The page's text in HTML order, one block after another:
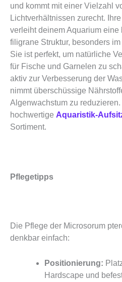
und kommt mit einer Vielzahl
Lichtverhältnissen zurecht.
verleiht deinem Aquarium
filigrane Struktur, besonders
Sie ist perfekt, um natürliche
für Fische und Garnelen zu
aktiv zur Verbesserung der
nimmt überschüssige
Algenwachstum zu
hochwertige Aquaristik-
Sortiment.
Pflegetipps
Die Pflege der Microsorum
denkbar einfach:
Positionierung:
Hardscape und